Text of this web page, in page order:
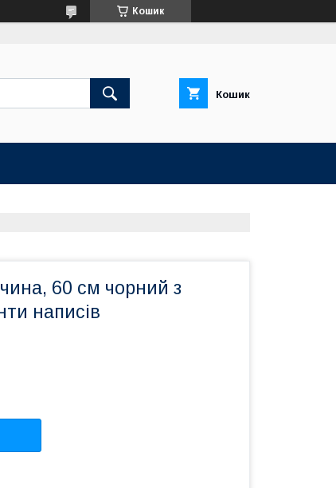
Кошик
Кошик
60 см чорний з
написів